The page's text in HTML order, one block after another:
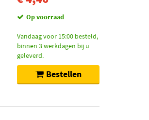
Op voorraad
Vandaag voor 15:00 besteld,
binnen 3 werkdagen bij u
geleverd.
Bestellen